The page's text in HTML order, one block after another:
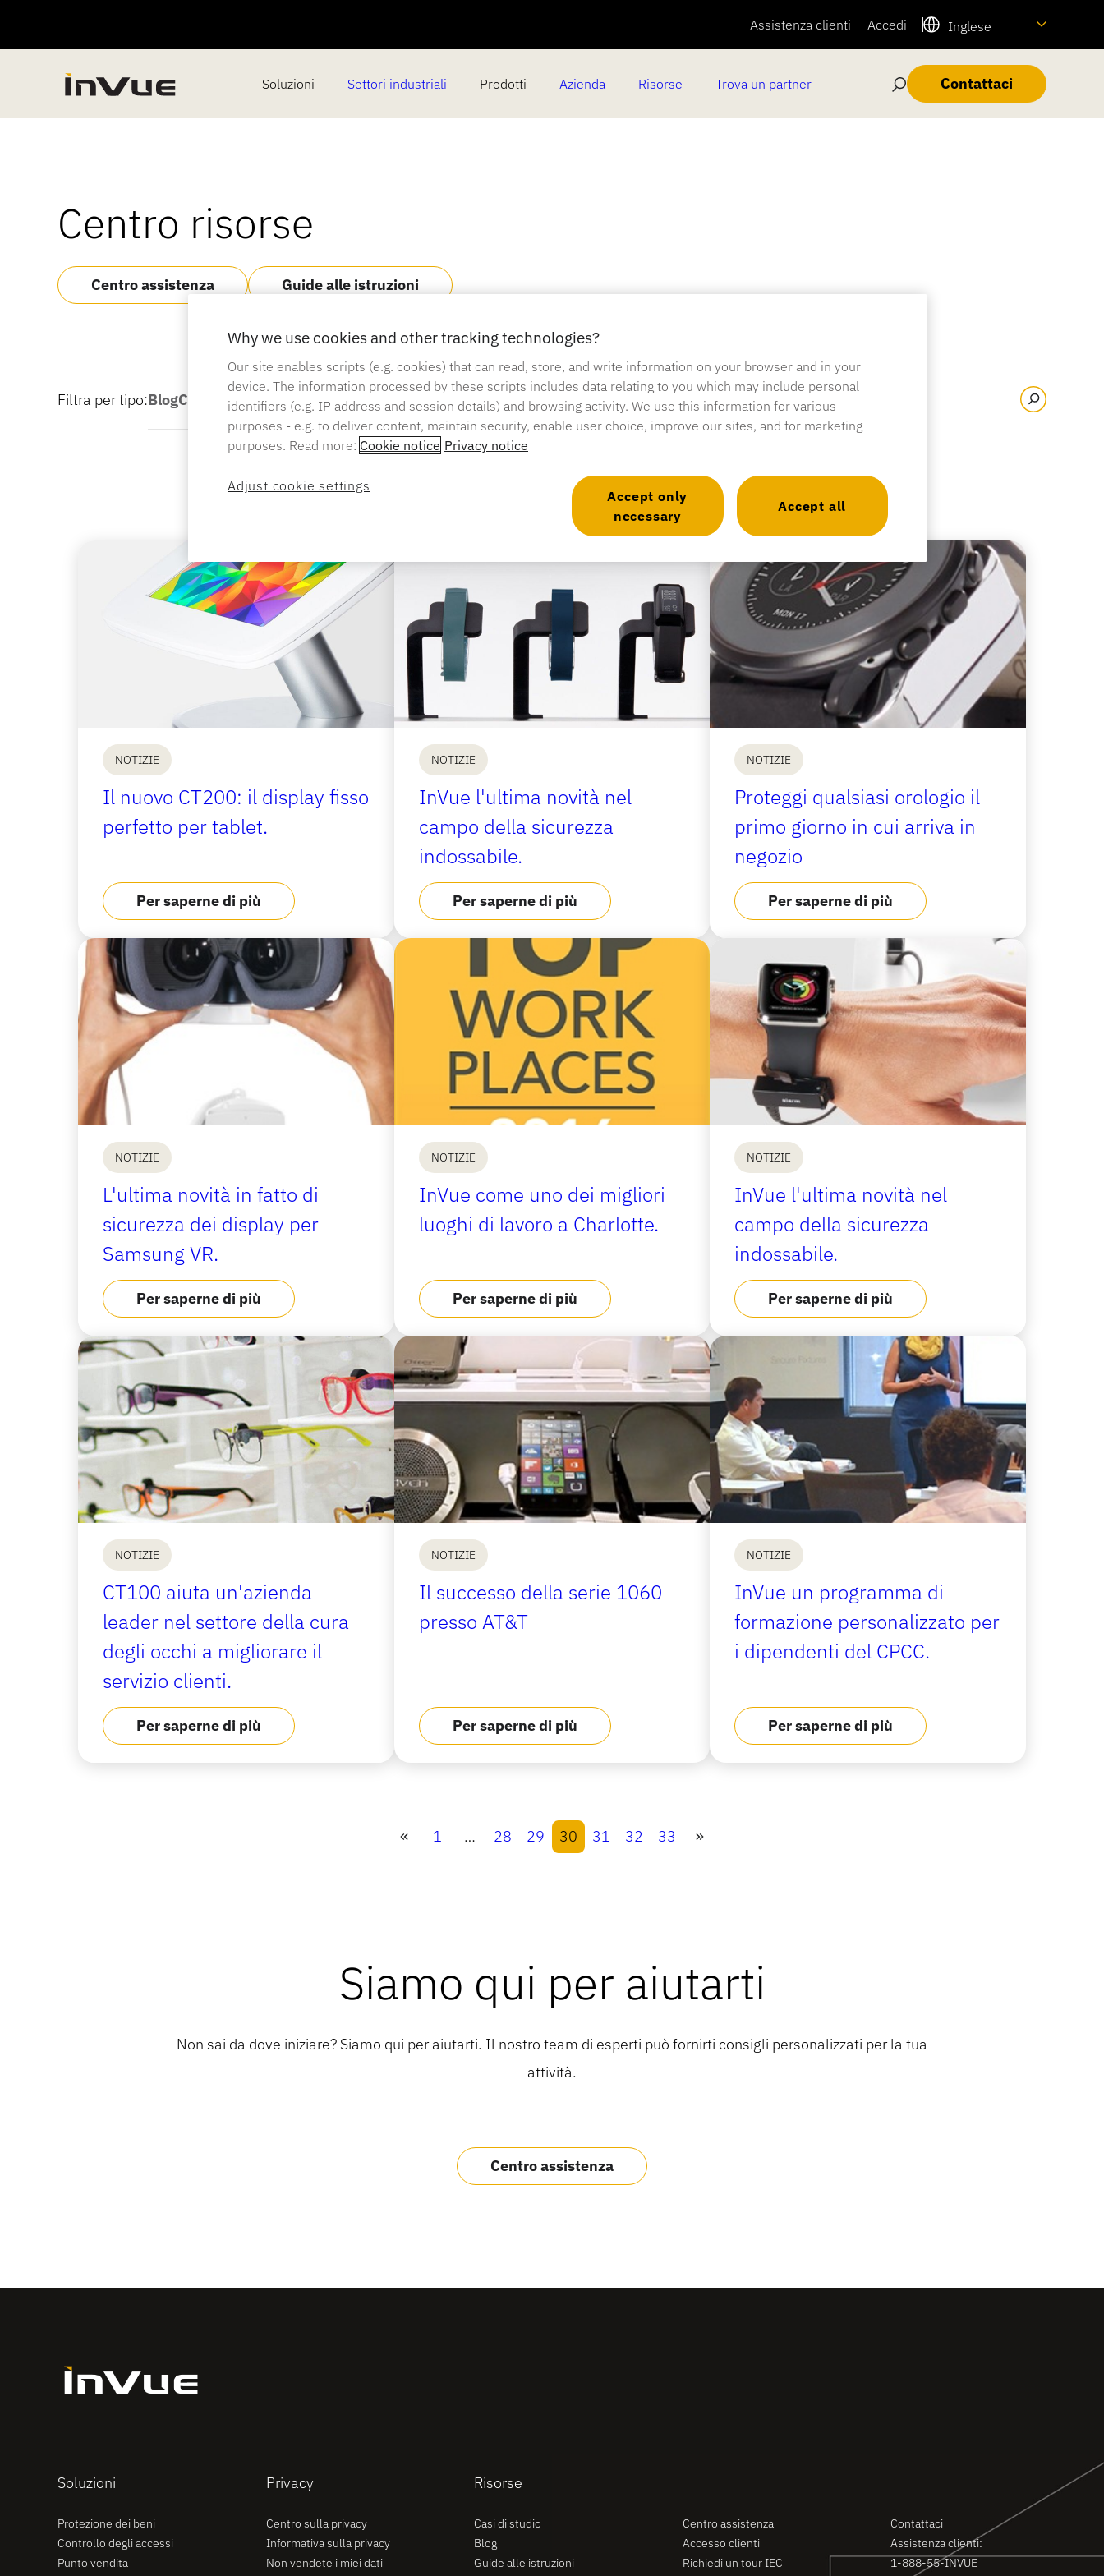
Assistenza clienti Accedi Inglese
Soluzioni Settori industriali Prodotti Azienda Risorse Trova un partner Contattaci
Centro risorse
Centro assistenza Guide alle istruzioni
Filtra per tipo:BlogCasi di studioNotizie
NOTIZIE
Il nuovo CT200: il display fisso
perfetto per tablet.
Per saperne di più
NOTIZIE
InVue l'ultima novità nel
campo della sicurezza
indossabile.
Per saperne di più
NOTIZIE
Proteggi qualsiasi orologio il
primo giorno in cui arriva in
negozio
Per saperne di più
NOTIZIE
L'ultima novità in fatto di
sicurezza dei display per
Samsung VR.
Per saperne di più
NOTIZIE
InVue come uno dei migliori
luoghi di lavoro a Charlotte.
Per saperne di più
NOTIZIE
InVue l'ultima novità nel
campo della sicurezza
indossabile.
Per saperne di più
NOTIZIE
CT100 aiuta un'azienda
leader nel settore della cura
degli occhi a migliorare il
servizio clienti.
Per saperne di più
NOTIZIE
Il successo della serie 1060
presso AT&T
Per saperne di più
NOTIZIE
InVue un programma di
formazione personalizzato per
i dipendenti del CPCC.
Per saperne di più
1 … 28 29 30 31 32 33
Siamo qui per aiutarti
Non sai da dove iniziare? Siamo qui per aiutarti. Il nostro team di esperti può fornirti consigli personalizzati per la tua
attività.
Centro assistenza
Soluzioni
Protezione dei beni
Controllo degli accessi
Punto vendita
Privacy
Centro sulla privacy
Informativa sulla privacy
Non vendete i miei dati
Risorse
Casi di studio
Blog
Guide alle istruzioni
Centro assistenza
Accesso clienti
Richiedi un tour IEC
Contattaci
Assistenza clienti:
1-888-55-INVUE
Why we use cookies and other tracking technologies?
Our site enables scripts (e.g. cookies) that can read, store, and write information on your browser and in your
device. The information processed by these scripts includes data relating to you which may include personal
identifiers (e.g. IP address and session details) and browsing activity. We use this information for various
purposes - e.g. to deliver content, maintain security, enable user choice, improve our sites, and for marketing
purposes. Read more: Cookie notice Privacy notice
Adjust cookie settings
Accept only
necessary
Accept all